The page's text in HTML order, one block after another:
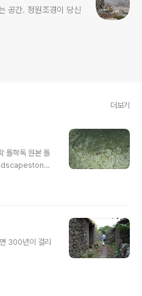
공간. 정원조경이 당신
더보기
돌학독 원본 돌
300년이 걸리